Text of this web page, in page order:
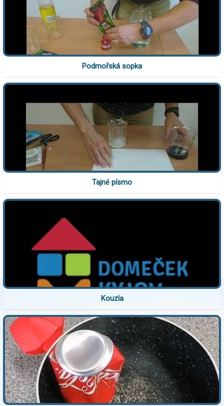
Podmořská sopka
Tajné písmo
Kouzla